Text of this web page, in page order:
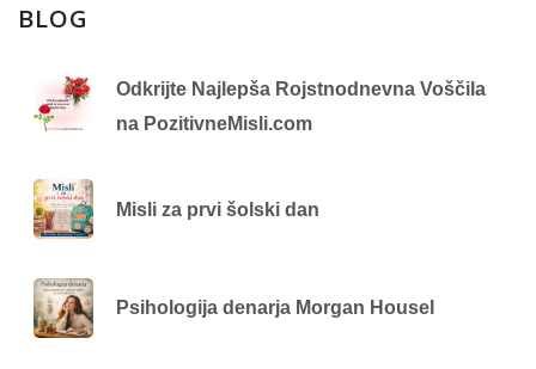
BLOG
Odkrijte Najlepša Rojstnodnevna Voščila
na PozitivneMisli.com
Misli za prvi šolski dan
Psihologija denarja Morgan Housel